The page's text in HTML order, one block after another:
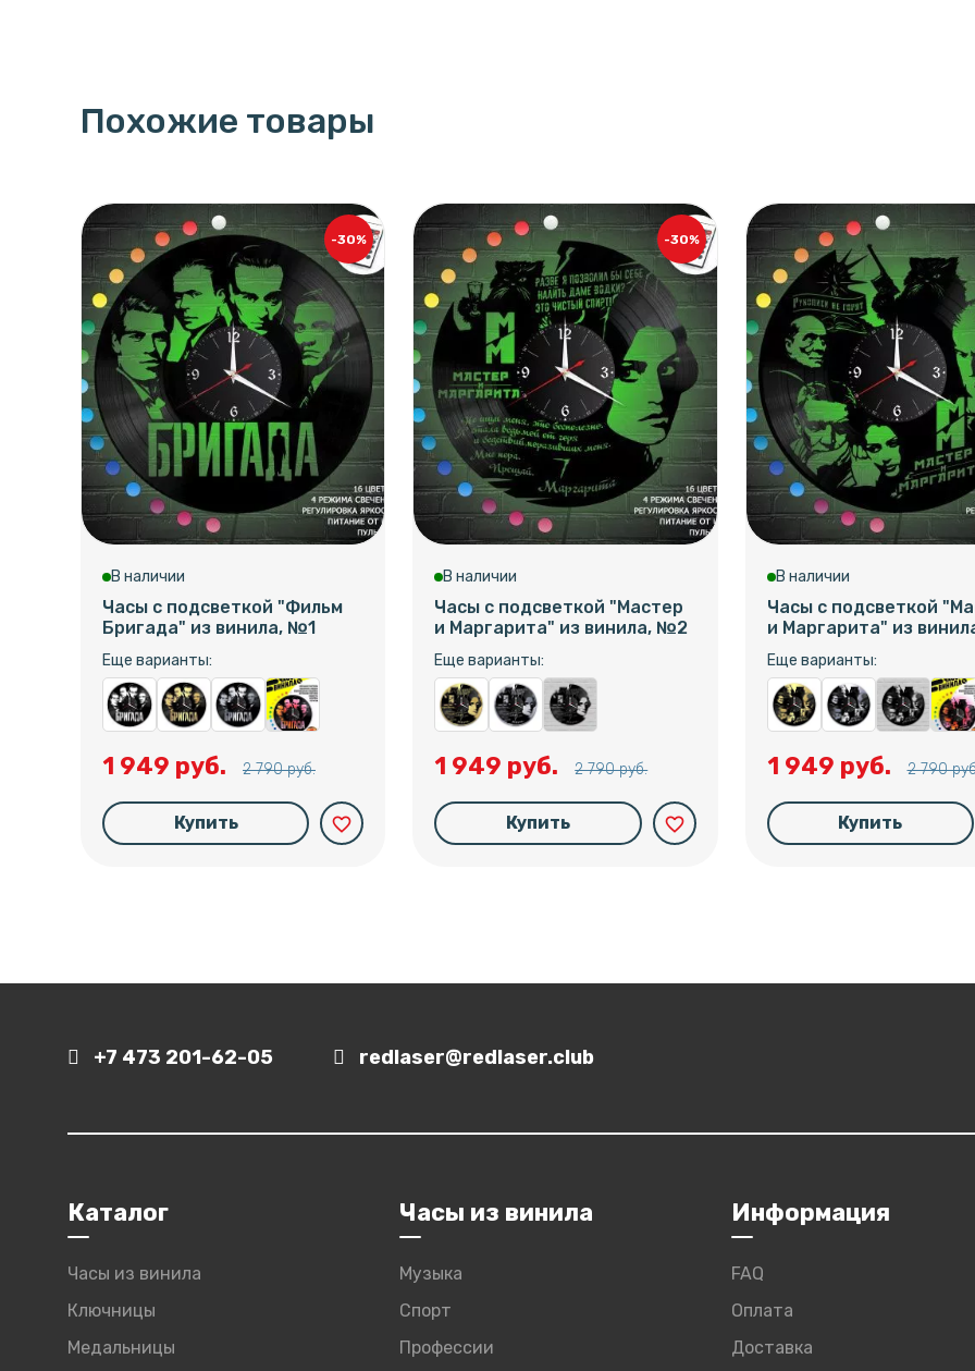
Похожие товары
-30%
В наличии
Часы с подсветкой "Фильм
Бригада" из винила, №1
Еще варианты:
1 949 руб. 2 790 руб.
Купить favorite_border
-30%
В наличии
Часы с подсветкой "Мастер
и Маргарита" из винила, №2
Еще варианты:
1 949 руб. 2 790 руб.
Купить favorite_border
В наличии
Часы с подсветкой
и Маргарита" из
Еще варианты:
1 949 руб. 2 790
Купить
+7 473 201-62-05 redlaser@redlaser.club
Каталог
Часы из винила
Ключницы
Медальницы
Часы из винила
Музыка
Спорт
Профессии
Информация
FAQ
Оплата
Доставка